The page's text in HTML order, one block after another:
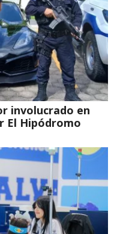
involucrado en
El Hipódromo